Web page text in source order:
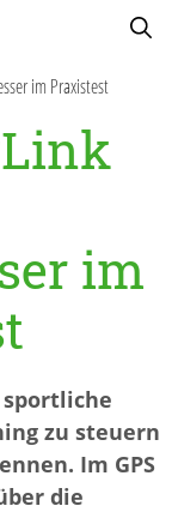
im Praxistest
im
sportliche
zu steuern
Im GPS
die